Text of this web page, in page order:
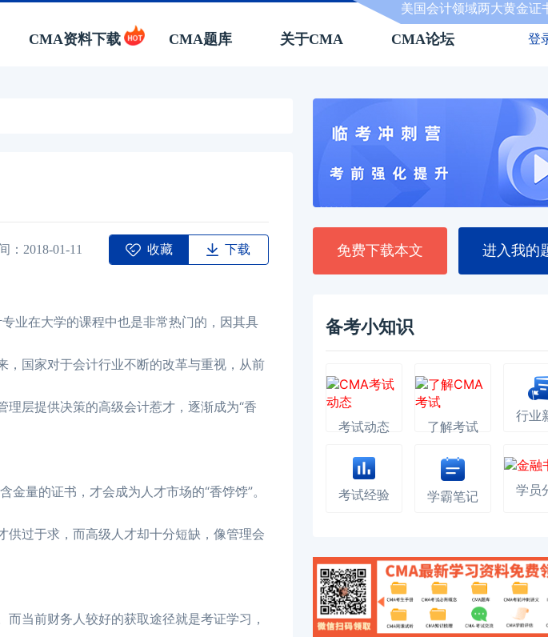
美国会计领域两大黄金证
CMA资料下载 CMA题库 关于CMA CMA论坛 登
：2018-01-11 收藏 下载
业在大学的课程中也是非常热门的，因其具
，国家对于会计行业不断的改革与重视，从前
理层提供决策的高级会计惹才，逐渐成为“香
量的证书，才会成为人才市场的“香饽饽”。
过于求，而高级人才却十分短缺，像管理会
当前财务人较好的获取途径就是考证学习，
免费下载本文 进入我的
备考小知识
考试动态 了解考试
行业
考试经验 学霸笔记 学员